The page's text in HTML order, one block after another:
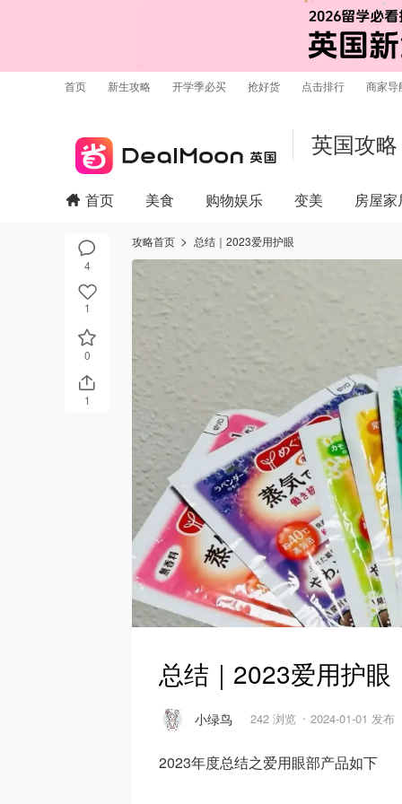
首页 新生攻略 开学季必买 抢好货 点击排行 商家导
英国攻略
4
1
0
1
首页 美食 购物娱乐 变美 房屋家
攻略首页 总结｜2023爱用护眼
总结｜2023爱用护眼
小绿鸟 242 浏览 2024-01-01 发布
2023年度总结之爱用眼部产品如下